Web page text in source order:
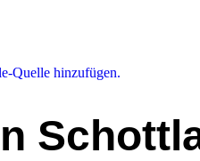
Quelle hinzufügen.